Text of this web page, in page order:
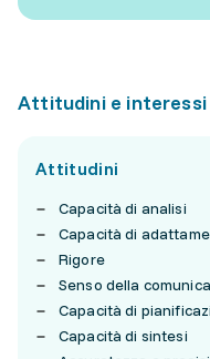
Attitudini e interessi
Attitudini
Capacità di analisi
Capacità di
Rigore
Senso della
Capacità di
Capacità di sintesi